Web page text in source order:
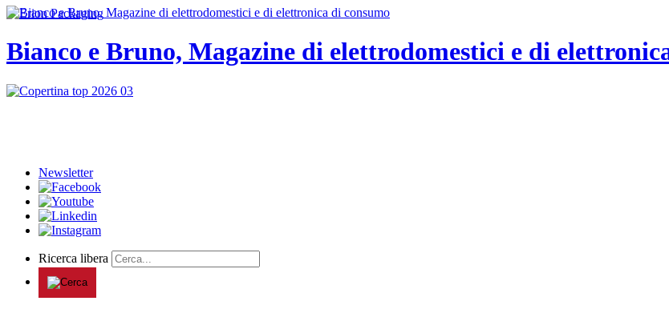
Bianco e Bruno, Magazine di elettrodomestici e di
Newsletter
Ricerca libera